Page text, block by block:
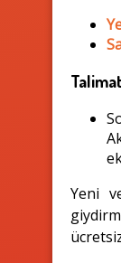
Yeni